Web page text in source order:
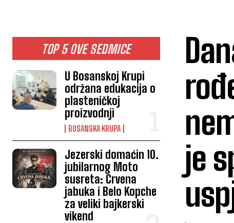
TOP 5 OVE SEDMICE
U Bosanskoj Krupi
održana edukacija o
plasteničkoj
proizvodnji
BOSANSKA KRUPA
Jezerski domaćin 10.
jubilarnog Moto
susreta: Crvena
jabuka i Belo Kopche
za veliki bajkerski
vikend
je